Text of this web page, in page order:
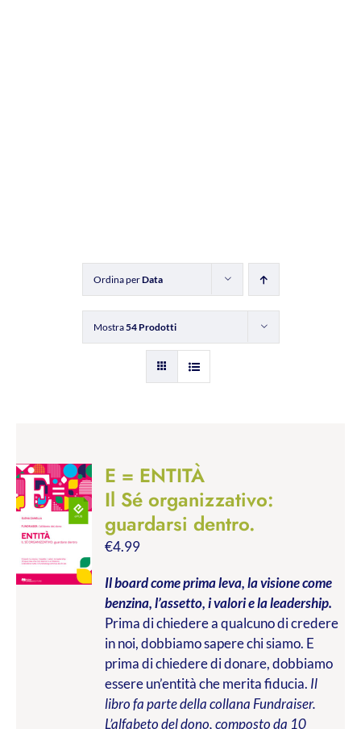
Ordina perData
Mostra54 Prodotti
E = ENTITÀ
Il Sé organizzativo:
guardarsi dentro.
€4.99
Il board come prima leva, la visione come
benzina, l’assetto, i valori e la leadership.
Prima di chiedere a qualcuno di credere
in noi, dobbiamo sapere chi siamo. E
prima di chiedere di donare, dobbiamo
essere un’entità che merita fiducia. Il
libro fa parte della collana Fundraiser.
L’alfabeto del dono, composto da 10